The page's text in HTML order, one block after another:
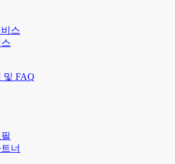
스
및 FAQ
너